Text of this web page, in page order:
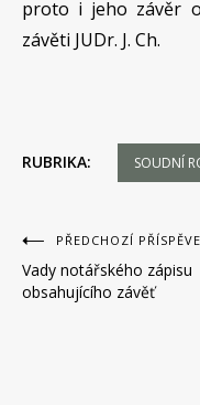
proto i jeho závěr
závěti JUDr. J. Ch.
RUBRIKA: SOUDNÍ
Navigace
pro
příspěvek
PŘEDCHOZÍ
Vady notářského zápisu
obsahujícího závěť